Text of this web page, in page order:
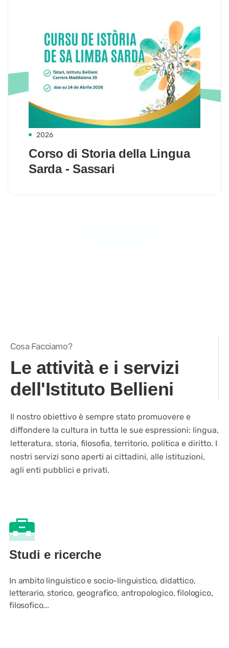
2026
Corso di Storia della Lingua
Sarda - Sassari
Cosa Facciamo?
Le attività e i servizi
dell'Istituto Bellieni
Il nostro obiettivo è sempre stato promuovere e
diffondere la cultura in tutta le sue espressioni: lingua,
letteratura, storia, filosofia, territorio, politica e diritto. I
nostri servizi sono aperti ai cittadini, alle istituzioni,
agli enti pubblici e privati.
Studi e ricerche
In ambito linguistico e socio-linguistico, didattico,
letterario, storico, geografico, antropologico, filologico,
filosofico...